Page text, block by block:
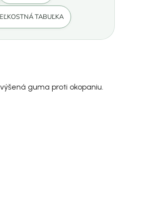
TABUĽKA
guma proti okopaniu.